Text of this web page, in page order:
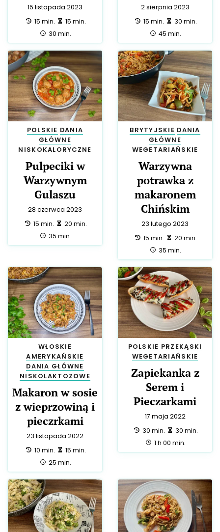
15 listopada 2023
przygotowanie:
15 min. zrobienie:
15 min.
całość:
30 min.
2 sierpnia 2023
przygotowanie:
15 min. zrobienie:
30 min.
całość:
45 min.
POLSKIE DANIA
GŁÓWNE
NISKOKALORYCZNE
Pulpeciki w
Warzywnym
Gulaszu
28 czerwca 2023
przygotowanie:
15 min. zrobienie:
20 min.
całość:
35 min.
BRYTYJSKIE DANIA
GŁÓWNE
WEGETARIAŃSKIE
Warzywna
potrawka z
makaronem
Chińskim
23 lutego 2023
przygotowanie:
15 min. zrobienie:
20 min.
całość:
35 min.
WŁOSKIE
AMERYKAŃSKIE
DANIA GŁÓWNE
NISKOLAKTOZOWE
Makaron w sosie
z wieprzowiną i
pieczrkami
23 listopada 2022
przygotowanie:
10 min. zrobienie:
15 min.
całość:
25 min.
POLSKIE PRZEKĄSKI
WEGETARIAŃSKIE
Zapiekanka z
Serem i
Pieczarkami
17 maja 2022
przygotowanie:
30 min. zrobienie:
30 min.
całość:
1 h 00 min.